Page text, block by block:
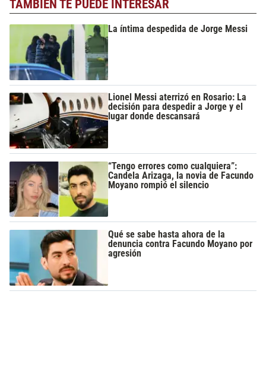
TAMBIÉN TE PUEDE INTERESAR
La íntima despedida de Jorge Messi
Lionel Messi aterrizó en Rosario: La
decisión para despedir a Jorge y el
lugar donde descansará
“Tengo errores como cualquiera”:
Candela Arizaga, la novia de Facundo
Moyano rompió el silencio
Qué se sabe hasta ahora de la
denuncia contra Facundo Moyano por
agresión